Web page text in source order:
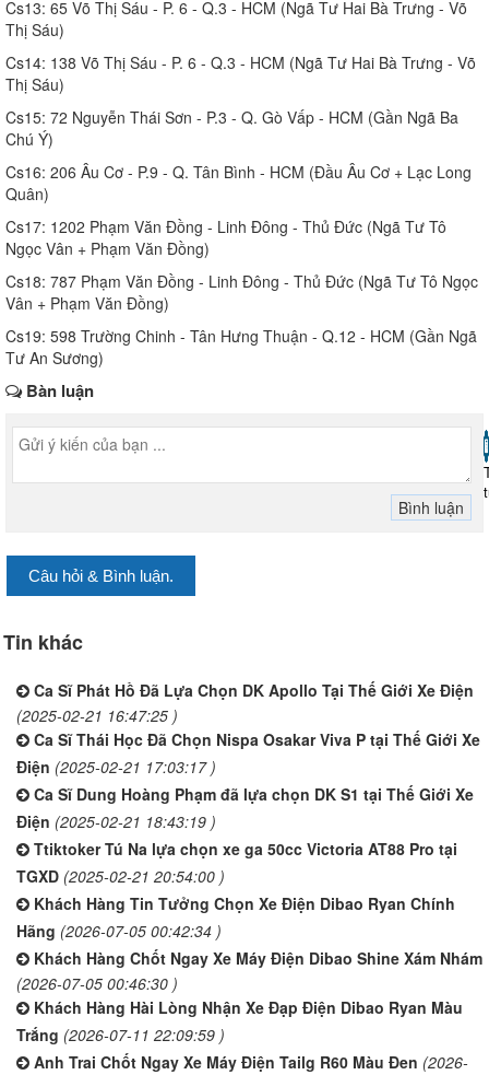
Cs13: 65 Võ Thị Sáu - P. 6 - Q.3 - HCM (Ngã Tư Hai Bà Trưng - Võ
Thị Sáu)
Cs14: 138 Võ Thị Sáu - P. 6 - Q.3 - HCM (Ngã Tư Hai Bà Trưng - Võ
Thị Sáu)
Cs15: 72 Nguyễn Thái Sơn - P.3 - Q. Gò Vấp - HCM (Gần Ngã Ba
Chú Ý)
Cs16: 206 Âu Cơ - P.9 - Q. Tân Bình - HCM (Đầu Âu Cơ + Lạc Long
Quân)
Cs17: 1202 Phạm Văn Đồng - Linh Đông - Thủ Đức (Ngã Tư Tô
Ngọc Vân + Phạm Văn Đồng)
Cs18: 787 Phạm Văn Đồng - Linh Đông - Thủ Đức (Ngã Tư Tô Ngọc
Vân + Phạm Văn Đồng)
Cs19: 598 Trường Chinh - Tân Hưng Thuận - Q.12 - HCM (Gần Ngã
Tư An Sương)
Bàn luận
Câu hỏi & Bình luận.
Tin khác
Ca Sĩ Phát Hồ Đã Lựa Chọn DK Apollo Tại Thế Giới Xe Điện
(2025-02-21 16:47:25 )
Ca Sĩ Thái Học Đã Chọn Nispa Osakar Viva P tại Thế Giới Xe
Điện (2025-02-21 17:03:17 )
Ca Sĩ Dung Hoàng Phạm đã lựa chọn DK S1 tại Thế Giới Xe
Điện (2025-02-21 18:43:19 )
Ttiktoker Tú Na lựa chọn xe ga 50cc Victoria AT88 Pro tại
TGXD (2025-02-21 20:54:00 )
Khách Hàng Tin Tưởng Chọn Xe Điện Dibao Ryan Chính
Hãng (2026-07-05 00:42:34 )
Khách Hàng Chốt Ngay Xe Máy Điện Dibao Shine Xám Nhám
(2026-07-05 00:46:30 )
Khách Hàng Hài Lòng Nhận Xe Đạp Điện Dibao Ryan Màu
Trắng (2026-07-11 22:09:59 )
Anh Trai Chốt Ngay Xe Máy Điện Tailg R60 Màu Đen (2026-